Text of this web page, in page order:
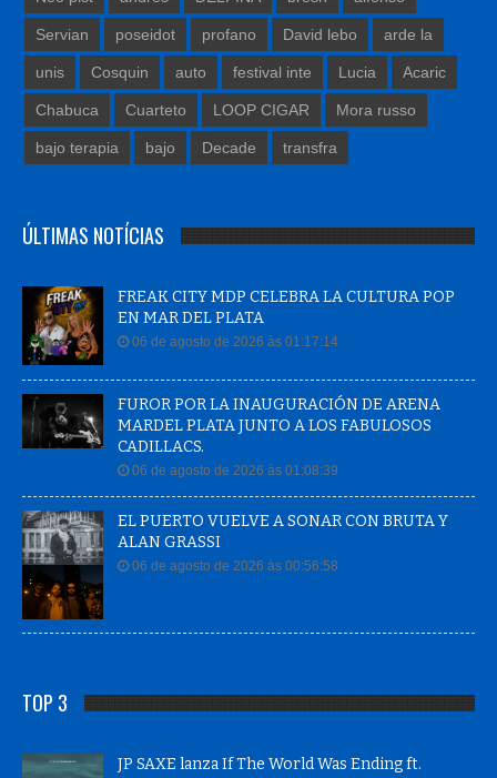
Servian poseidot profano David lebo arde la
unis Cosquin auto festival inte Lucia Acaric
Chabuca Cuarteto LOOP CIGAR Mora russo
bajo terapia bajo Decade transfra
EN MAR DEL PLATA
06 de agosto de 2026 às 01:17:14
FUROR POR LA INAUGURACIÓN DE ARENA
MARDEL PLATA JUNTO A LOS FABULOSOS
CADILLACS.
06 de agosto de 2026 às 01:08:39
EL PUERTO VUELVE A SONAR CON BRUTA Y
ALAN GRASSI
06 de agosto de 2026 às 00:56:58
Evaluna Montaner